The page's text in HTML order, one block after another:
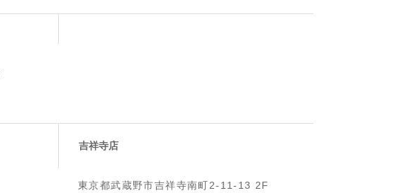
吉祥寺店
東京都武蔵野市吉祥寺南町2-11-13 2F